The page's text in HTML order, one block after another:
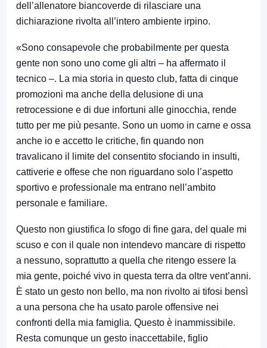
dell’allenatore biancoverde di rilasciare una
dichiarazione rivolta all’intero ambiente irpino.
«Sono consapevole che probabilmente per questa
gente non sono uno come gli altri – ha affermato il
tecnico –. La mia storia in questo club, fatta di cinque
promozioni ma anche della delusione di una
retrocessione e di due infortuni alle ginocchia, rende
tutto per me più pesante. Sono un uomo in carne e ossa
anche io e accetto le critiche, fin quando non
travalicano il limite del consentito sfociando in insulti,
cattiverie e offese che non riguardano solo l’aspetto
sportivo e professionale ma entrano nell’ambito
personale e familiare.
Questo non giustifica lo sfogo di fine gara, del quale mi
scuso e con il quale non intendevo mancare di rispetto
a nessuno, soprattutto a quella che ritengo essere la
mia gente, poiché vivo in questa terra da oltre vent’anni.
È stato un gesto non bello, ma non rivolto ai tifosi bensì
a una persona che ha usato parole offensive nei
confronti della mia famiglia. Questo è inammissibile.
Resta comunque un gesto inaccettabile, figlio